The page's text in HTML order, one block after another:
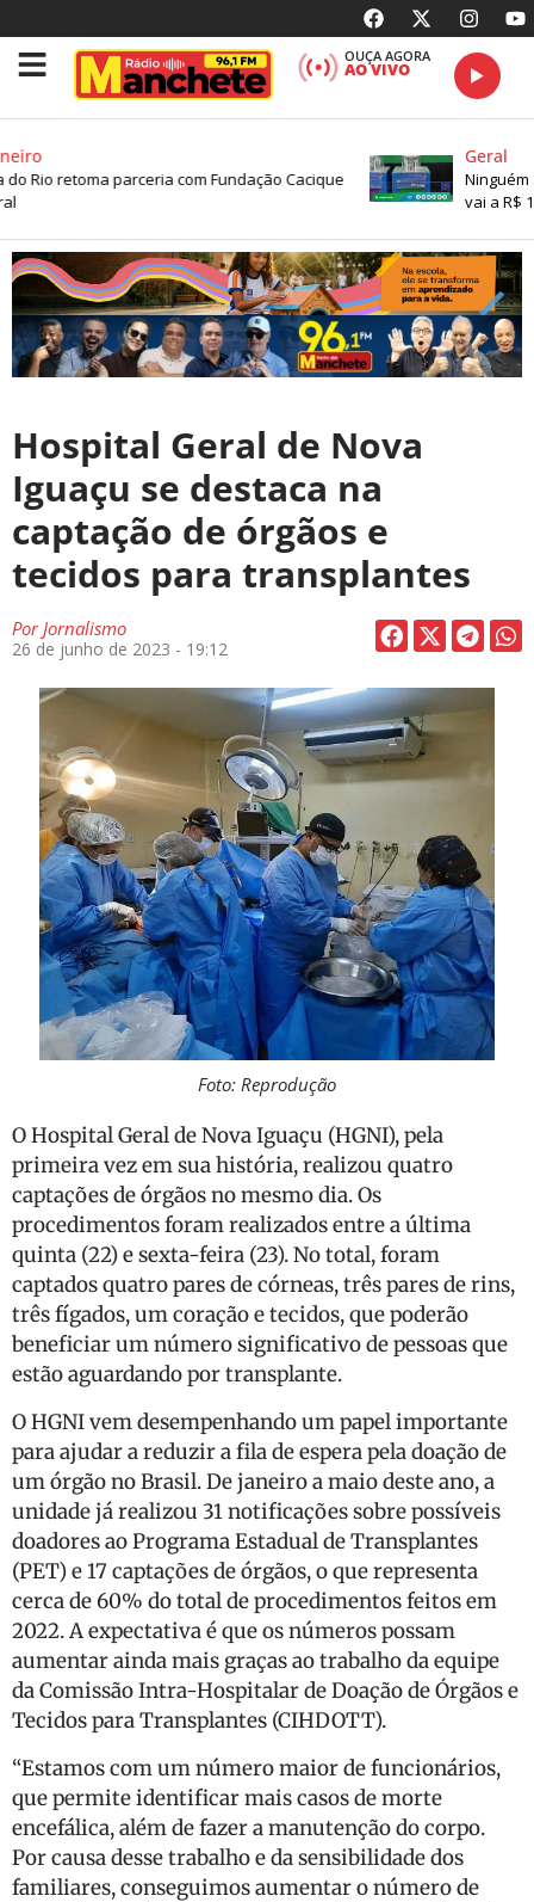
OUÇA AGORA
AO VIVO
Rio retoma parceria com Fundação Cacique
Geral
Ninguém
vai a R$
Hospital Geral de Nova
Iguaçu se destaca na
captação de órgãos e
tecidos para transplantes
PorJornalismo
26 de junho de 2023 - 19:12
Foto: Reprodução
O Hospital Geral de Nova Iguaçu (HGNI), pela
primeira vez em sua história, realizou quatro
captações de órgãos no mesmo dia. Os
procedimentos foram realizados entre a última
quinta (22) e sexta-feira (23). No total, foram
captados quatro pares de córneas, três pares de rins,
três fígados, um coração e tecidos, que poderão
beneficiar um número significativo de pessoas que
estão aguardando por transplante.
O HGNI vem desempenhando um papel importante
para ajudar a reduzir a fila de espera pela doação de
um órgão no Brasil. De janeiro a maio deste ano, a
unidade já realizou 31 notificações sobre possíveis
doadores ao Programa Estadual de Transplantes
(PET) e 17 captações de órgãos, o que representa
cerca de 60% do total de procedimentos feitos em
2022. A expectativa é que os números possam
aumentar ainda mais graças ao trabalho da equipe
da Comissão Intra-Hospitalar de Doação de Órgãos e
Tecidos para Transplantes (CIHDOTT).
“Estamos com um número maior de funcionários,
que permite identificar mais casos de morte
encefálica, além de fazer a manutenção do corpo.
Por causa desse trabalho e da sensibilidade dos
familiares, conseguimos aumentar o número de